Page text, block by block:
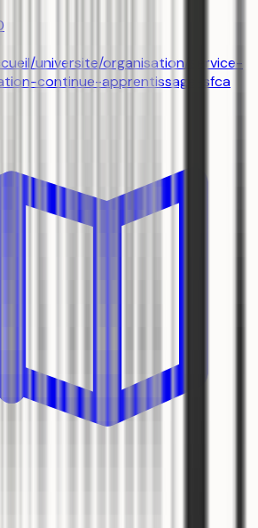
universite/organisation/service-
continue-apprentissage-sfca